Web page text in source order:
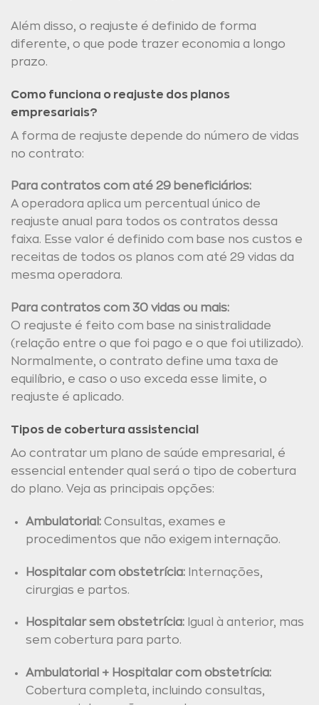
Além disso, o reajuste é definido de forma
diferente, o que pode trazer economia a longo
prazo.
Como funciona o reajuste dos planos
empresariais?
A forma de reajuste depende do número de vidas
no contrato:
Para contratos com até 29 beneficiários:
A operadora aplica um percentual único de
reajuste anual para todos os contratos dessa
faixa. Esse valor é definido com base nos custos e
receitas de todos os planos com até 29 vidas da
mesma operadora.
Para contratos com 30 vidas ou mais:
O reajuste é feito com base na sinistralidade
(relação entre o que foi pago e o que foi utilizado).
Normalmente, o contrato define uma taxa de
equilíbrio, e caso o uso exceda esse limite, o
reajuste é aplicado.
Tipos de cobertura assistencial
Ao contratar um plano de saúde empresarial, é
essencial entender qual será o tipo de cobertura
do plano. Veja as principais opções:
Ambulatorial:Consultas, exames e
procedimentos que não exigem internação.
Hospitalar com obstetrícia:Internações,
cirurgias e partos.
Hospitalar sem obstetrícia:Igual à anterior, mas
sem cobertura para parto.
Ambulatorial + Hospitalar com obstetrícia:
Cobertura completa, incluindo consultas,